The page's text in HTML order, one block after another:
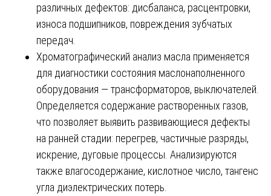
различных дефектов: дисбаланса, расцентровки,
износа подшипников, повреждения зубчатых
передач.
Хроматографический анализ масла применяется
для диагностики состояния маслонаполненного
оборудования — трансформаторов, выключателей.
Определяется содержание растворенных газов,
что позволяет выявить развивающиеся дефекты
на ранней стадии: перегрев, частичные разряды,
искрение, дуговые процессы. Анализируются
также влагосодержание, кислотное число, тангенс
угла диэлектрических потерь.